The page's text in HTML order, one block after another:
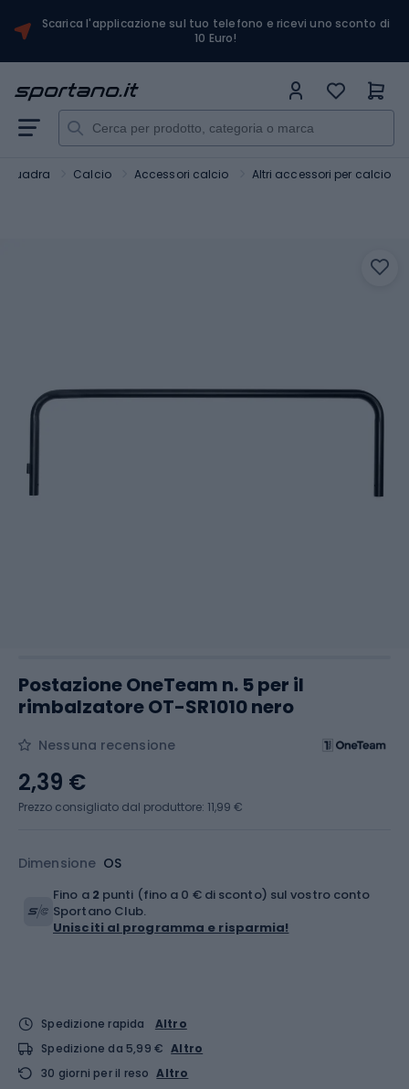
Scarica l'applicazione sul tuo telefono e ricevi uno sconto di
10 Euro!
Calcio Accessori calcio Altri accessori per calcio
Postazione OneTeam n. 5 per il
rimbalzatore OT-SR1010 nero
Nessuna recensione
Dimensione OS
2,39 €
Prezzo consigliato dal produttore: 11,99 €
Fino a 2 punti (fino a 0 € di sconto) sul vostro conto
Sportano Club.
Unisciti al programma e risparmia!
Spedizione rapida
Altro
Spedizione da 5,99 € Altro
30 giorni per il reso Altro